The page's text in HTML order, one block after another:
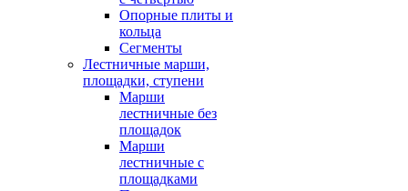
Опорные плиты и
кольца
Сегменты
Лестничные марши,
площадки, ступени
Марши
лестничные без
площадок
Марши
лестничные с
площадками